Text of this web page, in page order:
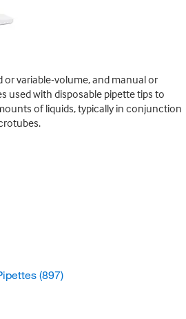
or variable-volume, and manual or
used with disposable pipette tips to
of liquids, typically in conjunction
(897)